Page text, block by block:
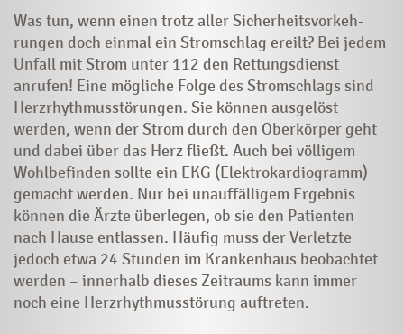
Was tun, wenn einen trotz aller Sicherheitsvor­keh­
rungen doch einmal ein Stromschlag ereilt? Bei jedem
Unfall mit Strom unter 112 den Rettungsdienst
anrufen! Eine mögliche Folge des Stromschlags sind
Herzrhyth­mus­­störungen. Sie können ausgelöst
werden, wenn der Strom durch den Oberkörper geht
und dabei über das Herz fließt. Auch bei völligem
Wohlbefinden sollte ein EKG (Elektrokardiogramm)
gemacht werden. Nur bei unauffälligem Ergebnis
können die Ärzte überlegen, ob sie den Patienten
nach Hause entlassen. Häufig muss der Verletzte
jedoch etwa 24 Stunden im Krankenhaus beobachtet
werden – innerhalb dieses Zeitraums kann immer
noch eine Herzrhythmusstörung auftreten.